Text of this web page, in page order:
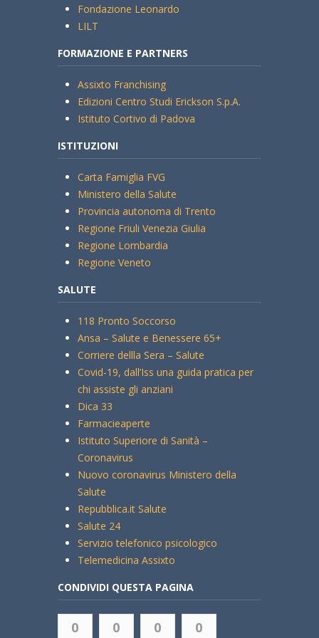
Fondazione Leonardo
LILT
FORMAZIONE E PARTNERS
Assixto Franchising
Edizioni Centro Studi Erickson S.p.A.
Istituto Cortivo di Padova
ISTITUZIONI
Carta Famiglia FVG
Ministero della Salute
Provincia autonoma di Trento
Regione Friuli Venezia Giulia
Regione Lombardia
Regione Veneto
SALUTE
118 Pronto Soccorso
Ansa – Salute e Benessere 65+
Corriere dellla Sera – Salute
Covid-19, dall’Iss una guida pratica per
chi assiste gli anziani
Dica 33
Farmacieaperte
Istituto Superiore di Sanità –
Coronavirus
Nuovo coronavirus Ministero della
Salute
Repubblica.it Salute
Salute 24
Servizio telefonico psicologico
Telemedicina Assixto
CONDIVIDI QUESTA PAGINA
0 0 0 0